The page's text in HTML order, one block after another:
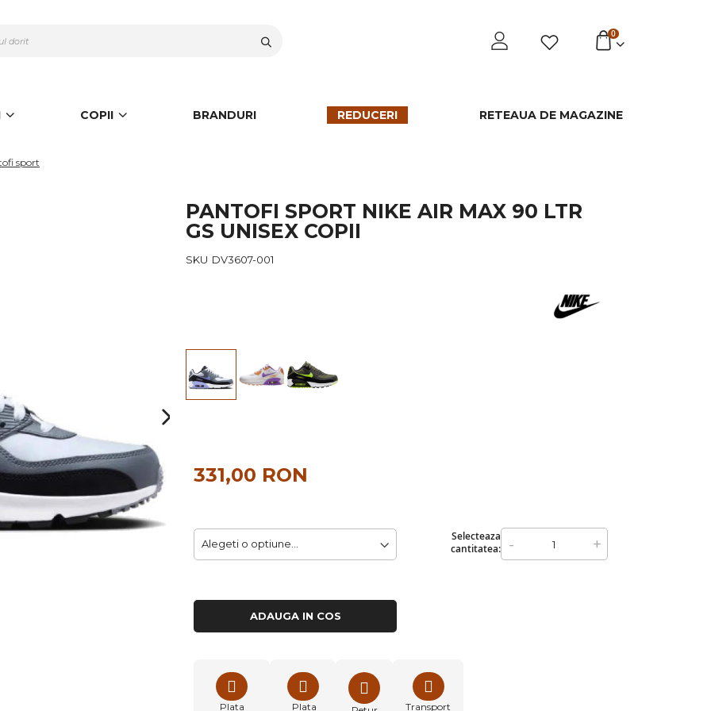
0
COPII BRANDURI REDUCERI RETEAUA DE MAGAZINE
sport
PANTOFI SPORT NIKE AIR MAX 90 LTR
GS UNISEX COPII
SKU DV3607-001
Selecteaza
cantitatea:
- +
331,00 RON
ADAUGA IN COS
Plata Plata Transport